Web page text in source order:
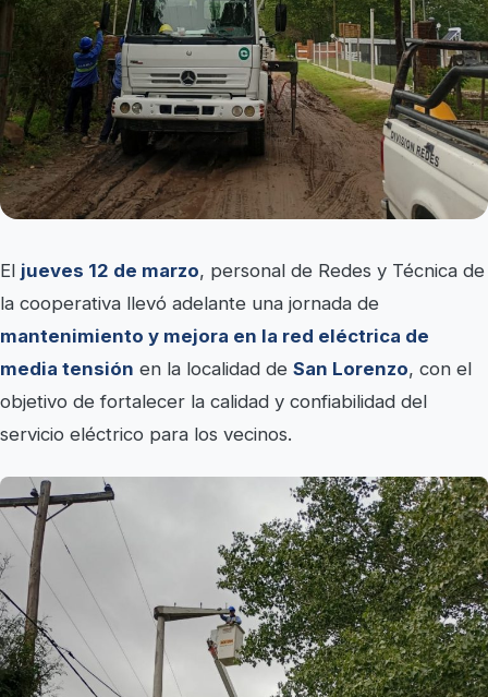
El jueves 12 de marzo, personal de Redes y Técnica de
la cooperativa llevó adelante una jornada de
mantenimiento y mejora en la red eléctrica de
media tensión en la localidad de San Lorenzo, con el
objetivo de fortalecer la calidad y confiabilidad del
servicio eléctrico para los vecinos.